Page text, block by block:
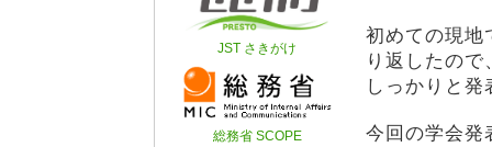
初めての現地
り返したので
しっかりと
今回の学会発